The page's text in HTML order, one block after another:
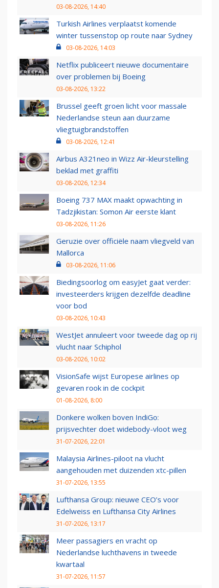
03-08-2026, 14:40
Turkish Airlines verplaatst komende
winter tussenstop op route naar Sydney
03-08-2026, 14:03
Netflix publiceert nieuwe documentaire
over problemen bij Boeing
03-08-2026, 13:22
Brussel geeft groen licht voor massale
Nederlandse steun aan duurzame
vliegtuigbrandstoffen
03-08-2026, 12:41
Airbus A321neo in Wizz Air-kleurstelling
beklad met graffiti
03-08-2026, 12:34
Boeing 737 MAX maakt opwachting in
Tadzjikistan: Somon Air eerste klant
03-08-2026, 11:26
Geruzie over officiële naam vliegveld van
Mallorca
03-08-2026, 11:06
Biedingsoorlog om easyJet gaat verder:
investeerders krijgen dezelfde deadline
voor bod
03-08-2026, 10:43
WestJet annuleert voor tweede dag op rij
vlucht naar Schiphol
03-08-2026, 10:02
VisionSafe wijst Europese airlines op
gevaren rook in de cockpit
01-08-2026, 8:00
Donkere wolken boven IndiGo:
prijsvechter doet widebody-vloot weg
31-07-2026, 22:01
Malaysia Airlines-piloot na vlucht
aangehouden met duizenden xtc-pillen
31-07-2026, 13:55
Lufthansa Group: nieuwe CEO’s voor
Edelweiss en Lufthansa City Airlines
31-07-2026, 13:17
Meer passagiers en vracht op
Nederlandse luchthavens in tweede
kwartaal
31-07-2026, 11:57